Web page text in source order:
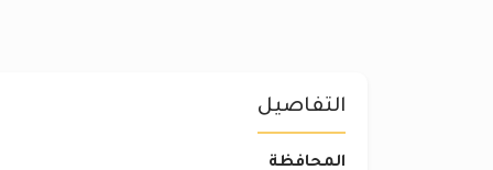
التفاصيل
المحافظة